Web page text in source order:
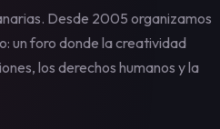
Desde 2005 organizamos
un foro donde la creatividad
los derechos humanos y la